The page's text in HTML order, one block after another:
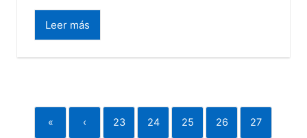
Leer más
« ‹ 23 24 25 26 27